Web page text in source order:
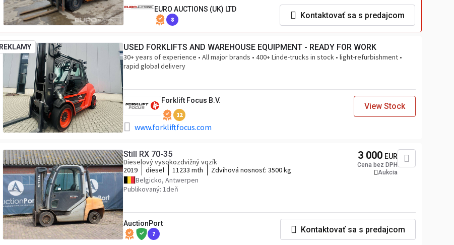
EURO AUCTIONS (UK) LTD
8 Kontaktovať sa s predajcom
REKLAMY USED FORKLIFTS AND WAREHOUSE EQUIPMENT - READY FOR WORK
30+ years of experience • All major brands • 400+ Linde-trucks in stock • light-refurbishment •
rapid global delivery
Forklift Focus B.V.
12
www.forkliftfocus.com
View Stock
Still RX 70-35
Dieselový vysokozdvižný vozík
2019
diesel 11233 mth Zdvihová nosnosť: 3500 kg
Belgicko, Antwerpen
Publikovaný: 1deň
3 000 EUR
Cena bez DPH
Aukcia
AuctionPort
7 Kontaktovať sa s predajcom